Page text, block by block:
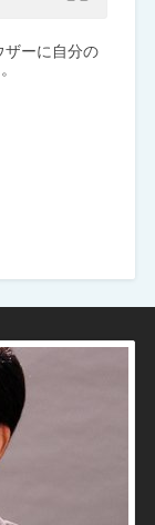
ザーに自分の